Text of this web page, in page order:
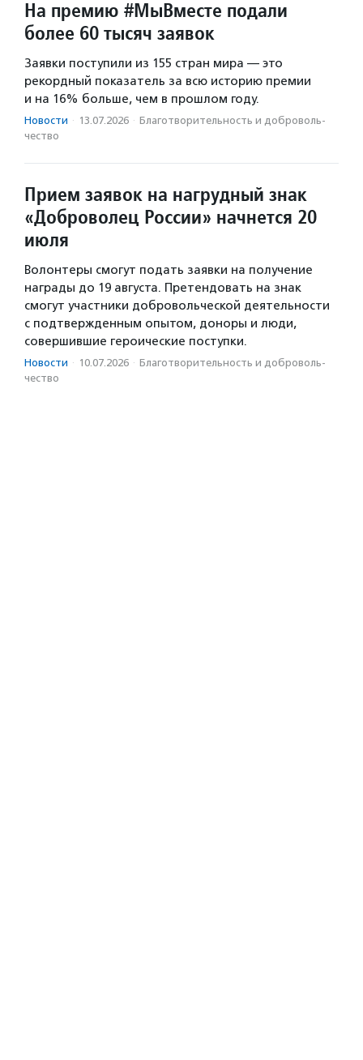
На премию #МыВместе подали
более 60 тысяч заявок
Заявки поступили из 155 стран мира — это
рекордный показатель за всю историю премии
и на 16% больше, чем в прошлом году.
Новости · 13.07.2026 · Благотвори­тель­ность и доброволь­
чест­во
Прием заявок на нагрудный знак
«Доброволец России» начнется 20
июля
Волонтеры смогут подать заявки на получение
награды до 19 августа. Претендовать на знак
смогут участники добровольческой деятельности
с подтвержденным опытом, доноры и люди,
совершившие героические поступки.
Новости · 10.07.2026 · Благотвори­тель­ность и доброволь­
чест­во